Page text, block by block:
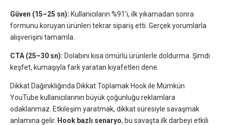
Güven (15–25 sn): Kullanıcıların %91’i, ilk yıkamadan sonra
formunu koruyan ürünleri tekrar sipariş etti. Gerçek yorumlarla
alışverişini tamamla.
CTA (25–30 sn): Dolabını kısa ömürlü ürünlerle doldurma. Şimdi
keşfet, kumaşıyla fark yaratan kıyafetleri dene.
Dikkat Dağınıklığında Dikkat Toplamak Hook ile Mümkün
YouTube kullanıcılarının büyük çoğunluğu reklamlara
odaklanmaz. Etkileşim yaratmak, dikkat süresiyle savaşmak
anlamına gelir. Hook bazlı senaryo, bu savaşta ilk darbeyi etkili